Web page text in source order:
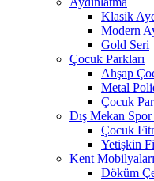
Klasik
Modern
Gold Seri
Çocuk Parkları
Ahşap
Metal
Çocuk
Dış Mekan
Çocuk
Yetişkin
Kent Mobilyaları
Döküm